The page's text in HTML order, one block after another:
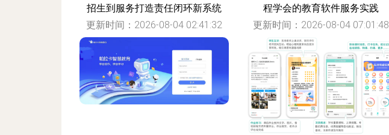
招生到服务打造责任闭环新系统
更新时间：2026-08-04 02:41:32
程学会的教育软件服务实践
更新时间：2026-08-04 07:01:48